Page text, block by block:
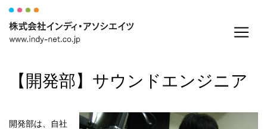
【開発部】サウンドエンジニア
開発部は、自社